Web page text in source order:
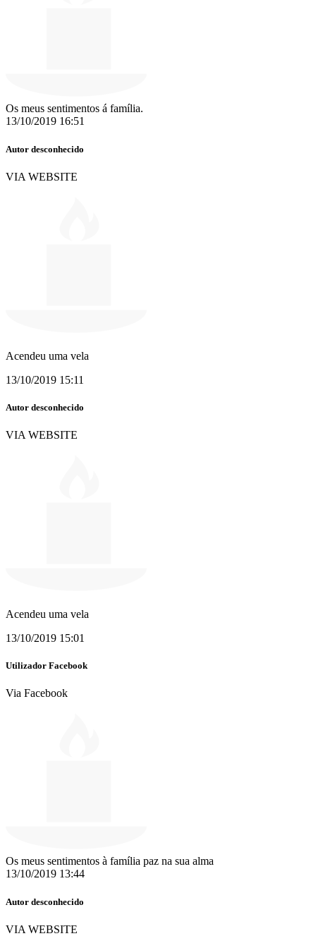
Os meus sentimentos á família.
13/10/2019 16:51
Autor desconhecido
VIA WEBSITE
Acendeu uma vela
13/10/2019 15:11
Autor desconhecido
VIA WEBSITE
Acendeu uma vela
13/10/2019 15:01
Utilizador Facebook
Via Facebook
Os meus sentimentos à família paz na sua alma
13/10/2019 13:44
Autor desconhecido
VIA WEBSITE